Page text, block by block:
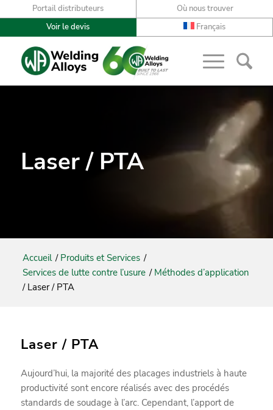
Portail distributeurs
Où nous trouver
Voir le devis
Français
Laser / PTA
Accueil / Produits et Services /
Services de lutte contre l’usure / Méthodes d’application
/ Laser / PTA
Laser / PTA
Aujourd’hui, la majorité des placages industriels à haute
productivité sont encore réalisés avec des procédés
standards de soudage à l’arc. Cependant, l’apport de